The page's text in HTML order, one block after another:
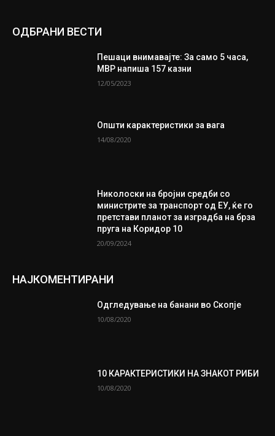
ОДБРАНИ ВЕСТИ
Пешаци внимавајте: За само 5 часа,
МВР напиша 157 казни
12/05/2023
Општи карактеристики за вага
14/08/2020
Николоски на бројни средби со
министрите за транспорт од ЕУ, ќе го
претстави планот за изградба на брза
пруга на Коридор 10
20/09/2024
НАЈКОМЕНТИРАНИ
Одгледување на банани во Скопје
10/08/2020
10 КАРАКТЕРИСТИКИ НА ЗНАКОТ РИБИ
10/08/2020